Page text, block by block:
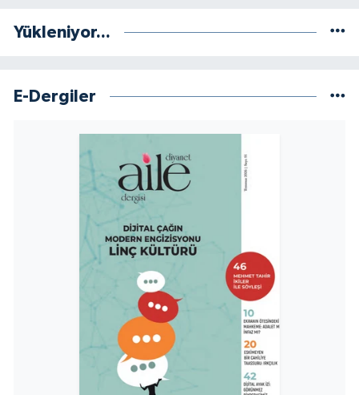
Yükleniyor...
E-Dergiler